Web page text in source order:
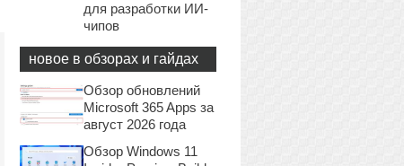
для разработки ИИ-
чипов
новое в обзорах и гайдах
Обзор обновлений
Microsoft 365 Apps за
август 2026 года
Обзор Windows 11